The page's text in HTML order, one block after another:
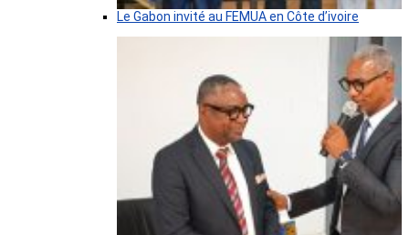
Le Gabon invité au FEMUA en Côte d’ivoire